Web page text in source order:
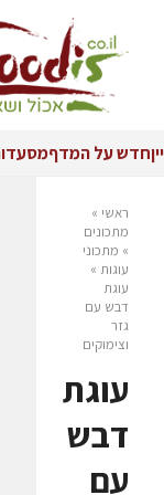
ייןחדש על המדף
ראשי »
מתכונים
» מתכוני
עוגות »
עוגת
דבש עם
גזר
וצימוקים
עוגת
דבש
עם